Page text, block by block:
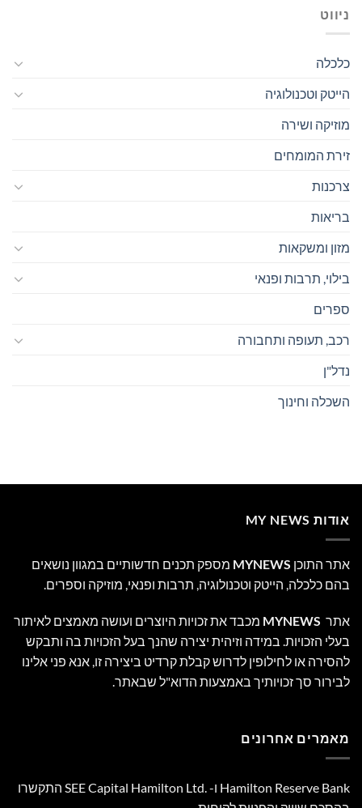
ניווט
כלכלה
הייטק וטכנולוגיה
מוזיקה ושירה
זירת המומחים
צרכנות
בריאות
מזון ומשקאות
בילוי, תרבות ופנאי
ספרים
רכב, תעופה ותחבורה
נדל"ן
השכלה וחינוך
אודות MY NEWS
אתר התוכן MYNEWS מספק תכנים חדשותיים במגוון נושאים
בהם כלכלה, הייטק וטכנולוגיה, תרבות ופנאי, מוזיקה וספרים.
אתר MYNEWS מכבד את זכויות היוצרים ועושה מאמצים לאיתור
בעלי הזכויות. במידה וזיהית יצירה שהנך בעל הזכויות בה ותבקש
להסירה או לחילופין לדרוש קבלת קרדיט ביצירה זו, אנא פני אלינו
לבירור סך זכויותיך באמצעות הדוא"ל שבאתר.
מאמרים אחרונים
Hamilton Reserve Bank ו- SEE Capital Hamilton Ltd.‎ התקשרו